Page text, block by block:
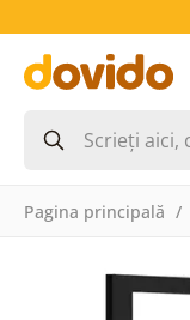
Pagina principală